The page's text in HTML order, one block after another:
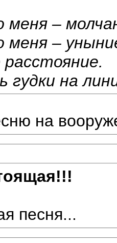
–
–
гудки на
на
песня...